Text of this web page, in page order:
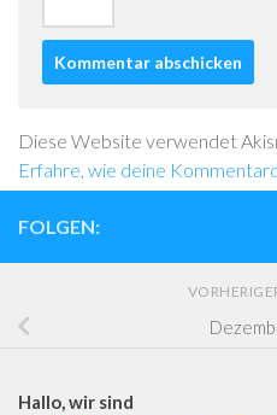
Diese Website verwendet
Erfahre, wie deine
FOLGEN:
Hallo, wir sind